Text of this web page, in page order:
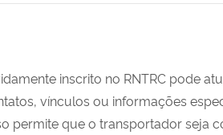
inscrito no RNTRC pode
vínculos ou informações
permite que o transportador seja